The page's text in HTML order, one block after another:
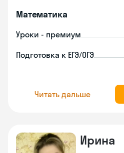
Математика
Уроки - премиум
Подготовка к ЕГЭ/ОГЭ
Читать дальше
Ирина